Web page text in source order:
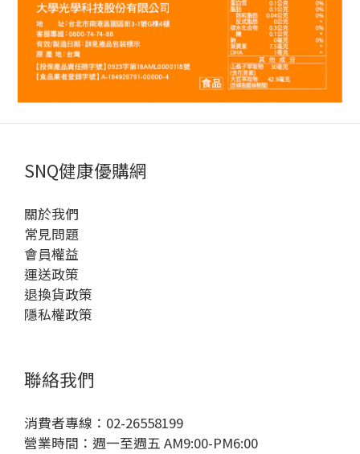
SNQ健康優購網
關於我們
常見問題
會員權益
運送政策
退換貨政策
隱私權政策
聯絡我們
消費者專線：02-26558199
營業時間：週一至週五 AM9:00-PM6:00